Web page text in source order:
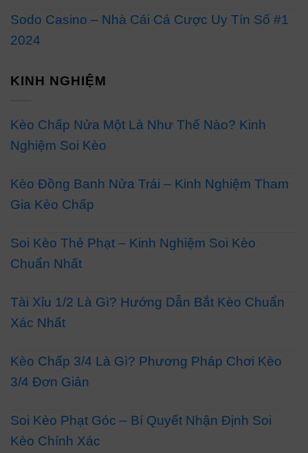
Sodo Casino – Nhà Cái Cá Cược Uy Tín Số #1
2024
KINH NGHIỆM
Kèo Chấp Nửa Một Là Như Thế Nào? Kinh
Nghiệm Soi Kèo
Kèo Đồng Banh Nửa Trái – Kinh Nghiệm Tham
Gia Kèo Chấp
Soi Kèo Thẻ Phạt – Kinh Nghiệm Soi Kèo
Chuẩn Nhất
Tài Xỉu 1/2 Là Gì? Hướng Dẫn Bắt Kèo Chuẩn
Xác Nhất
Kèo Chấp 3/4 Là Gì? Phương Pháp Chơi Kèo
3/4 Đơn Giản
Soi Kèo Phạt Góc – Bí Quyết Nhận Định Soi
Kèo Chính Xác